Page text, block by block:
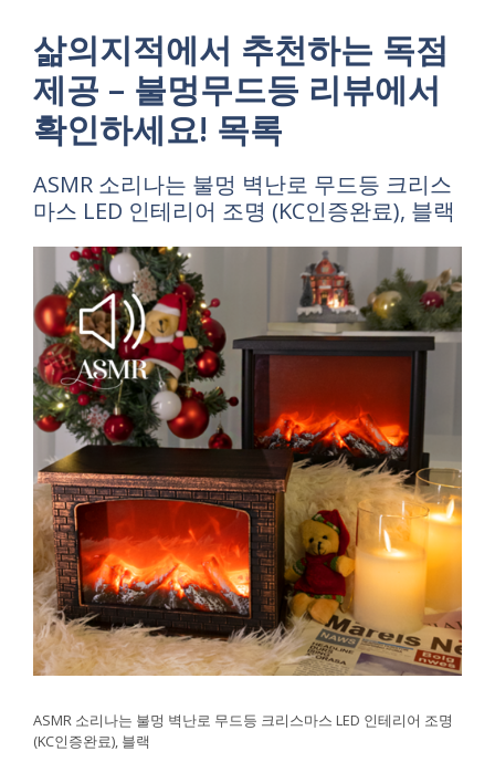
삶의지적에서 추천하는 독점
제공 – 불멍무드등 리뷰에서
확인하세요! 목록
ASMR 소리나는 불멍 벽난로 무드등 크리스
마스 LED 인테리어 조명 (KC인증완료), 블랙
ASMR 소리나는 불멍 벽난로 무드등 크리스마스 LED 인테리어 조명
(KC인증완료), 블랙